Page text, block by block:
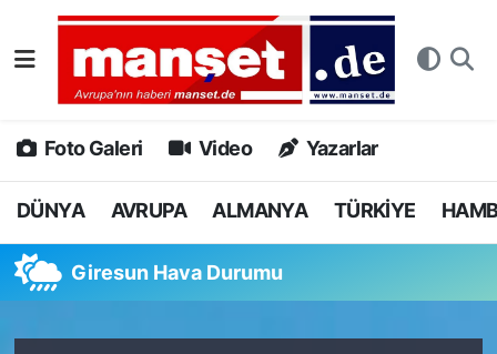
Foto Galeri Video Yazarlar
DÜNYA AVRUPA ALMANYA TÜRKİYE
Giresun Hava Durumu
DÜNYA
AVRUPA
ALMANYA
Nöbetçi Eczaneler
Hava Durumu
Namaz Vakitleri